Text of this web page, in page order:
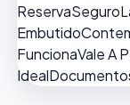
ReservaSeguro
Embutido
FuncionaVale A
Ideal